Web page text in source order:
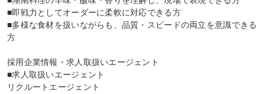
■即戦力としてオーダーに柔軟に対応できる方
■多様な食材を扱いながらも、品質・スピードの両立を意識できる
方
採用企業情報・求人取扱いエージェント
■求人取扱いエージェント
リクルートエージェント